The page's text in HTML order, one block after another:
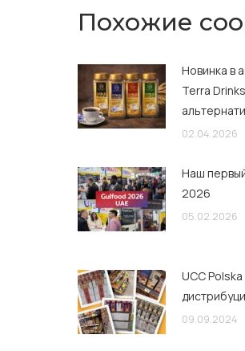
Похожие
Новинка в
Terra
02.04.2026
Наш
2026
05.02.2026
UCC
09.09.2024